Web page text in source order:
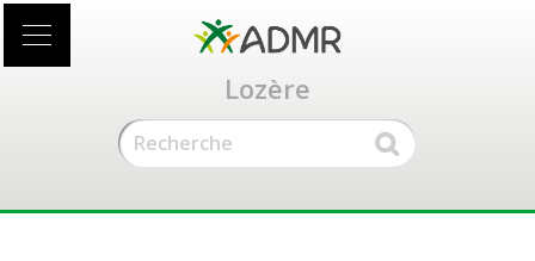
contenu
Lozère